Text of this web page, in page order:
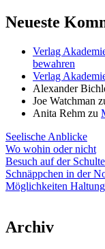
Neueste
Verlag
bewahren
Verlag
Alexander
Joe Watchman
Anita Rehm zu
Seelische Anblicke
Wo wohin oder nicht
Besuch auf der
Schnäppchen in der
Möglichkeiten
Archiv